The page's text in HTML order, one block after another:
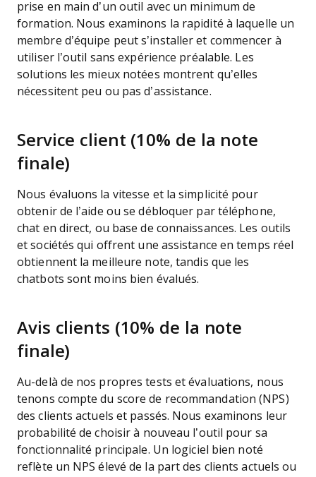
prise en main d’un outil avec un minimum de
formation. Nous examinons la rapidité à laquelle un
membre d’équipe peut s’installer et commencer à
utiliser l’outil sans expérience préalable. Les
solutions les mieux notées montrent qu’elles
nécessitent peu ou pas d’assistance.
Service client (10% de la note
finale)
Nous évaluons la vitesse et la simplicité pour
obtenir de l’aide ou se débloquer par téléphone,
chat en direct, ou base de connaissances. Les outils
et sociétés qui offrent une assistance en temps réel
obtiennent la meilleure note, tandis que les
chatbots sont moins bien évalués.
Avis clients (10% de la note
finale)
Au-delà de nos propres tests et évaluations, nous
tenons compte du score de recommandation (NPS)
des clients actuels et passés. Nous examinons leur
probabilité de choisir à nouveau l’outil pour sa
fonctionnalité principale. Un logiciel bien noté
reflète un NPS élevé de la part des clients actuels ou